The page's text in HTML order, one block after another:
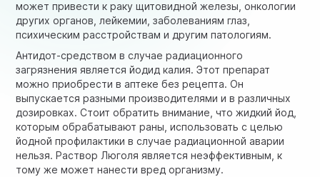
может привести к раку щитовидной железы, онкологии
других органов, лейкемии, заболеваниям глаз,
психическим расстройствам и другим патологиям.
Антидот-средством в случае радиационного
загрязнения является йодид калия. Этот препарат
можно приобрести в аптеке без рецепта. Он
выпускается разными производителями и в различных
дозировках. Стоит обратить внимание, что жидкий йод,
которым обрабатывают раны, использовать с целью
йодной профилактики в случае радиационной аварии
нельзя. Раствор Люголя является неэффективным, к
тому же может нанести вред организму.